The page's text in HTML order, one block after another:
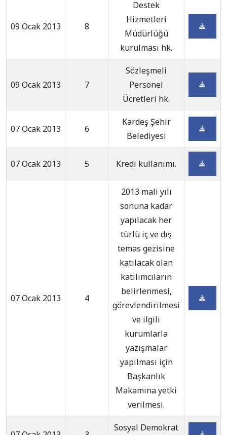
09 Ocak 2013 8
Destek
Hizmetleri
Müdürlüğü
kurulması hk.
09 Ocak 2013 7
Sözleşmeli
Personel
Ücretleri hk.
07 Ocak 2013 6
Kardeş Şehir
Belediyesi
07 Ocak 2013 5 Kredi kullanımı.
07 Ocak 2013 4
2013 mali yılı
sonuna kadar
yapılacak her
türlü iç ve dış
temas gezisine
katılacak olan
katılımcıların
belirlenmesi,
görevlendirilmesi
ve ilgili
kurumlarla
yazışmalar
yapılması için
Başkanlık
Makamına yetki
verilmesi.
Sosyal Demokrat